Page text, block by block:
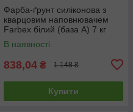
Фарба-ґрунт силіконова з
кварцовим наповнювачем
Farbex білий (база А) 7 кг
В наявності
838,04 ₴ 1 148 ₴
Купити